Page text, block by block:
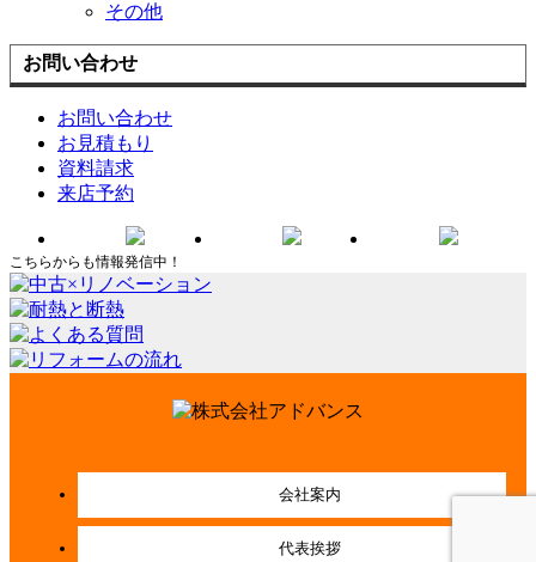
その他
お問い合わせ
お問い合わせ
お見積もり
資料請求
来店予約
こちらからも情報発信中！
会社案内
代表挨拶